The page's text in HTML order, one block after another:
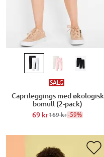
SALG
Caprileggings med økologisk
bomull (2-pack)
69 kr169 kr-59%